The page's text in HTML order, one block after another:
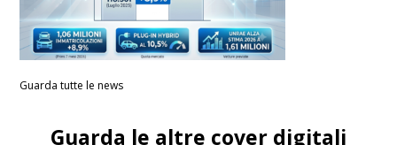
Guarda tutte le news
Guarda le altre cover digitali